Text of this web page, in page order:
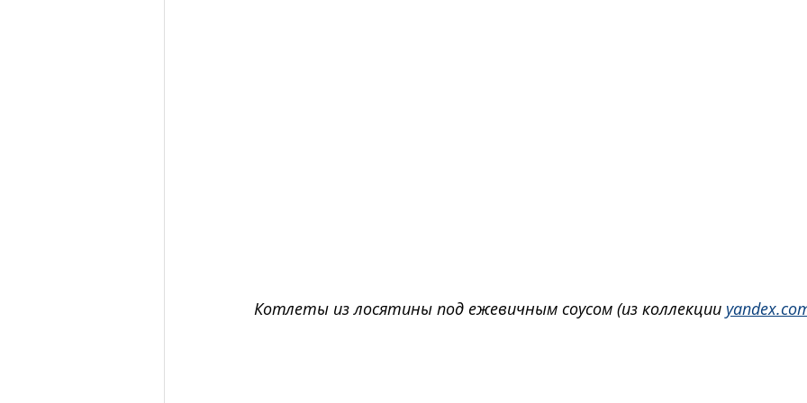
Котлеты из лосятины под ежевичным соусом (из коллекции